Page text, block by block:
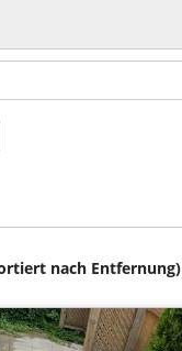
nach Entfernung)